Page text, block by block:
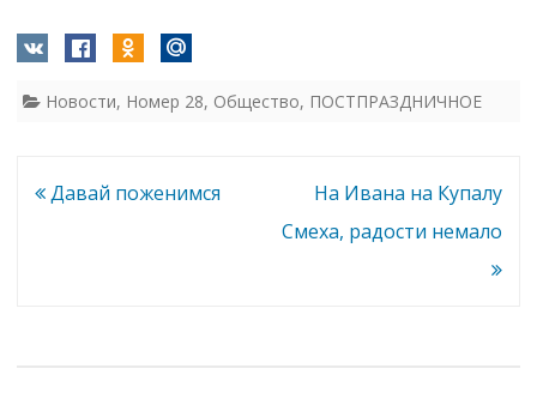
Новости, Номер 28, Общество, ПОСТПРАЗДНИЧНОЕ
Навигация
Давай поженимся
На Ивана на Купалу
Смеха, радости немало